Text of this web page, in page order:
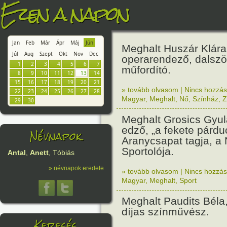
Ezen a napon
Jan Feb Már Ápr Máj
Jún
Júl
Aug Szept Okt Nov
Dec
1
2 3 4 5 6
7
8
9 10 11 12 13
14
15
16 17 18 19 20
21
22
23 24 25 26 27
28
29
30
Névnapok
Antal, Anett, Tóbiás
» névnapok eredete
Meghalt Huszár Klára
operarendező,
műfordító.
» tovább olvasom | Nincs
Magyar, Meghalt Nő Színház
Meghalt Grosics
edző, „a fekete
Aranycsapat tagja, a
Sportolója.
» tovább olvasom | Nincs
Magyar, Meghalt Sport
Meghalt Paudits
díjas színművész.